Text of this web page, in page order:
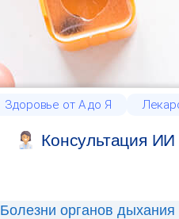
Здоровье от А до Я
Консультация ИИ
Болезни органов дыхания